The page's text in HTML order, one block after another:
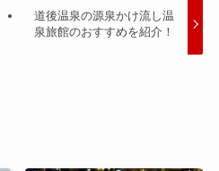
道後温泉の源泉かけ流し温
泉旅館のおすすめを紹介！